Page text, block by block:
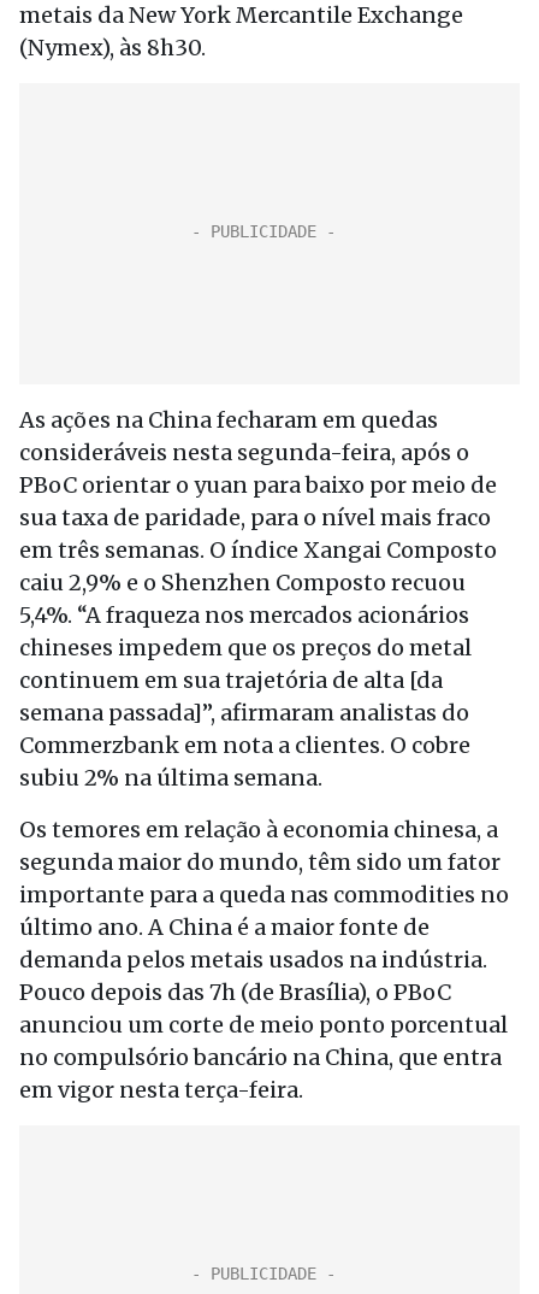
metais da New York Mercantile Exchange
(Nymex), às 8h30.
As ações na China fecharam em quedas
consideráveis nesta segunda-feira, após o
PBoC orientar o yuan para baixo por meio de
sua taxa de paridade, para o nível mais fraco
em três semanas. O índice Xangai Composto
caiu 2,9% e o Shenzhen Composto recuou
5,4%. “A fraqueza nos mercados acionários
chineses impedem que os preços do metal
continuem em sua trajetória de alta [da
semana passada]”, afirmaram analistas do
Commerzbank em nota a clientes. O cobre
subiu 2% na última semana.
Os temores em relação à economia chinesa, a
segunda maior do mundo, têm sido um fator
importante para a queda nas commodities no
último ano. A China é a maior fonte de
demanda pelos metais usados na indústria.
Pouco depois das 7h (de Brasília), o PBoC
anunciou um corte de meio ponto porcentual
no compulsório bancário na China, que entra
em vigor nesta terça-feira.